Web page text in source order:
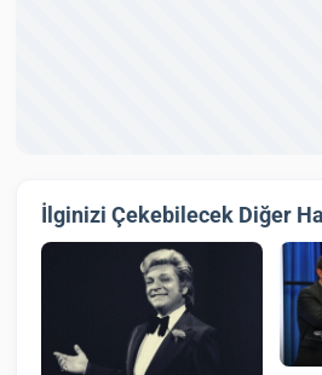
İlginizi Çekebilecek Diğer